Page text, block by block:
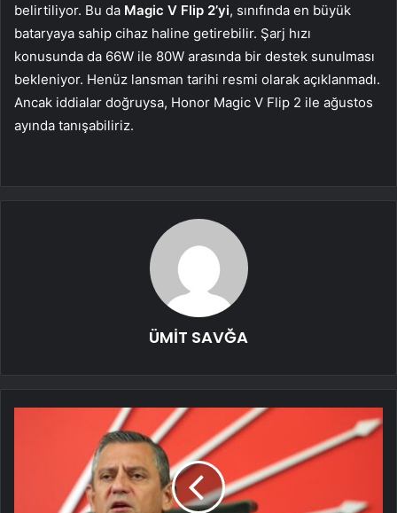
belirtiliyor. Bu da Magic V Flip 2’yi, sınıfında en büyük
bataryaya sahip cihaz haline getirebilir. Şarj hızı
konusunda da 66W ile 80W arasında bir destek sunulması
bekleniyor. Henüz lansman tarihi resmi olarak açıklanmadı.
Ancak iddialar doğruysa, Honor Magic V Flip 2 ile ağustos
ayında tanışabiliriz.
ÜMİT SAVĞA